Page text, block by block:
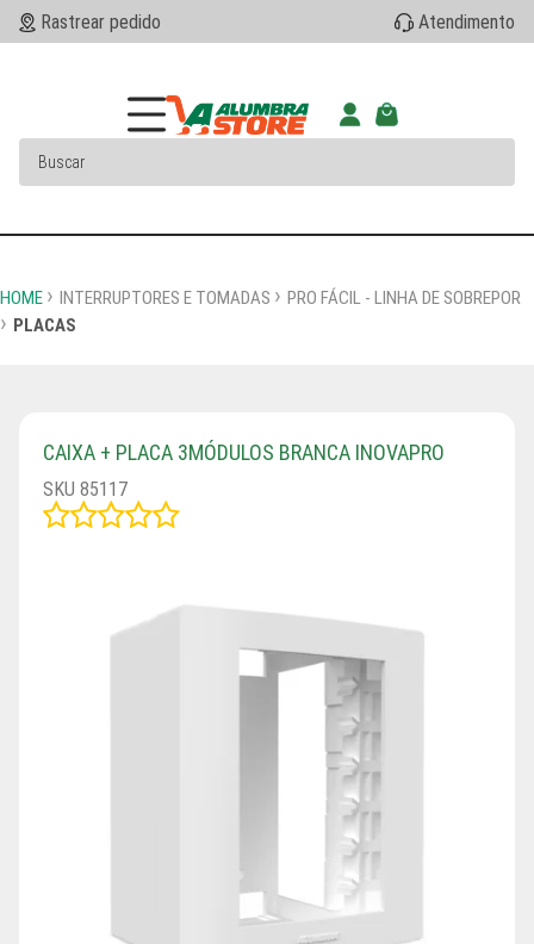
Rastrear pedido Atendimento
HOME INTERRUPTORES E TOMADAS
PRO FÁCIL - LINHA DE SOBREPOR
PLACAS
CAIXA + PLACA 3MÓDULOS BRANCA INOVAPRO
SKU 85117